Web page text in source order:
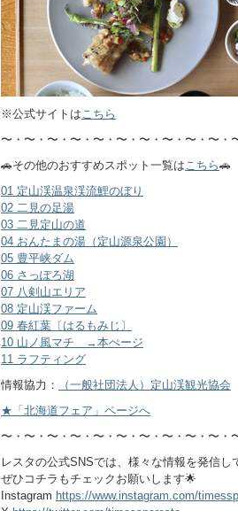
※公式サイトはこちら
〜・〜・〜・〜・〜・〜・〜・〜・〜・〜・
🚗その他のおすすめスポット一覧はこちら🚗
01 定山渓温泉渓流鯉のぼり
02 二見の足湯
03 二見定山の道
04 おんたまの湯（定山源泉公園）
05 豊平峡ダム
06 さっぽろ湖
07 八剣山エリア
08 定山渓ファーム
09 春紅葉〔はるもみじ〕
10 山ノ風マチ →本ぺージ
11 ラフティング
情報協力：
（一般社団法人）定山渓観光協会
★「北海道フェア」ページへ
〜・〜・〜・〜・〜・〜・〜・〜・〜・〜・
レスタの公式SNSでは、様々な情報を発信し
ぜひコチラもチェックお願いします🌟
Instagram https://www.instagram.com/